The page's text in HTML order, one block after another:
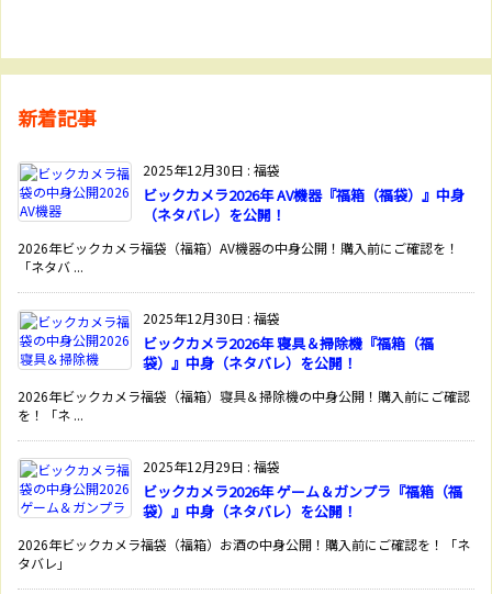
新着記事
2025年12月30日 : 福袋
ビックカメラ2026年 AV機器『福箱（福袋）』中身
（ネタバレ）を公開！
2026年ビックカメラ福袋（福箱）AV機器の中身公開！購入前にご確認を！
「ネタバ ...
2025年12月30日 : 福袋
ビックカメラ2026年 寝具＆掃除機『福箱（福
袋）』中身（ネタバレ）を公開！
2026年ビックカメラ福袋（福箱）寝具＆掃除機の中身公開！購入前にご確認
を！「ネ ...
2025年12月29日 : 福袋
ビックカメラ2026年 ゲーム＆ガンプラ『福箱（福
袋）』中身（ネタバレ）を公開！
2026年ビックカメラ福袋（福箱）お酒の中身公開！購入前にご確認を！「ネ
タバレ」